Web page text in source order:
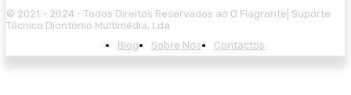
© 2021 - 2024 - Todos Direitos Reservados ao O Flagrante| Suporte
Técnico Diontónio Multimédia, Lda
Blog
Sobre Nós Contactos